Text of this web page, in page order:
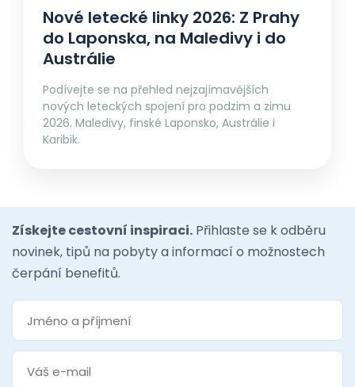
Nové letecké linky 2026: Z Prahy
do Laponska, na Maledivy i do
Austrálie
Podívejte se na přehled nejzajímavějších
nových leteckých spojení pro podzim a zimu
2026. Maledivy, finské Laponsko, Austrálie i
Karibik.
Získejte cestovní inspiraci. Přihlaste se k odběru
novinek, tipů na pobyty a informací o možnostech
čerpání benefitů.